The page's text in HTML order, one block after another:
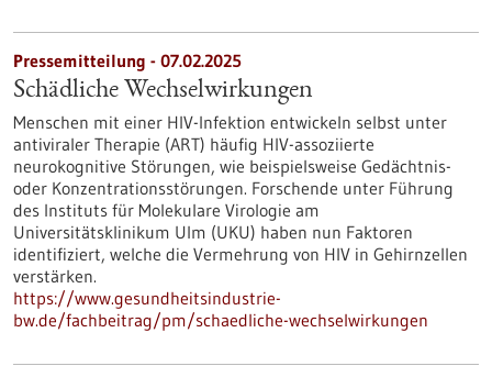
Pressemitteilung - 07.02.2025
Schädliche Wechselwirkungen
Menschen mit einer HIV-​Infektion entwickeln selbst unter
antiviraler Therapie (ART) häufig HIV-​assoziierte
neurokognitive Störungen, wie beispielsweise Gedächtnis-​
oder Konzentrationsstörungen. Forschende unter Führung
des Instituts für Molekulare Virologie am
Universitätsklinikum Ulm (UKU) haben nun Faktoren
identifiziert, welche die Vermehrung von HIV in Gehirnzellen
verstärken.
https://www.gesundheitsindustrie-
bw.de/fachbeitrag/pm/schaedliche-wechselwirkungen